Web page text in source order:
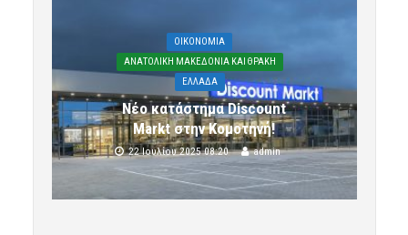
OIKONOMIA
ΑΝΑΤΟΛΙΚΗ ΜΑΚΕΔΟΝΙΑ ΚΑΙ ΘΡΑΚΗ
ΕΛΛΑΔΑ
Νέο κατάστημα Discount
Markt στην Κομοτηνή!
22 Ιουλίου 2025 08:20 admin